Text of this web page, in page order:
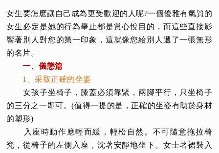
女生要怎麽讓自己成為更受歡迎的人呢?一個優雅有氣質的
女生必定是她的行為舉止都是賞心悅目的，而這些直接影
響著別人對您的第一印象，這就像您給別人遞了一張無形
的名片。
一、儀態篇
1、采取正確的坐姿
女孩子坐椅子，膝蓋必須靠緊，兩腳平行，只坐椅子
的三分之一即可。(值得一提的是，正確的坐姿有助於身材
的塑形)
入座時動作應輕而緩，輕松自然。不可隨意拖拉椅
凳，從椅子的左側入座，沈著安靜地坐下。女士著裙裝入